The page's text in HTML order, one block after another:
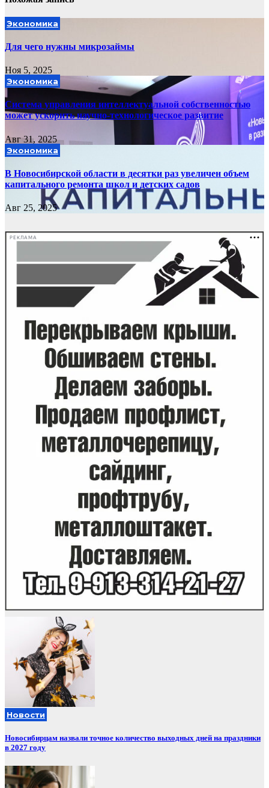
Экономика
Для чего нужны микрозаймы
Ноя 5, 2025
Экономика
Система управления интеллектуальной собственностью
может ускорить научно-технологическое развитие
Авг 31, 2025
Экономика
В Новосибирской области в десятки раз увеличен объем
капитального ремонта школ и детских садов
Авг 25, 2025
РЕКЛАМА
Новости
Новосибирцам назвали точное количество выходных дней на праздники
в 2027 году